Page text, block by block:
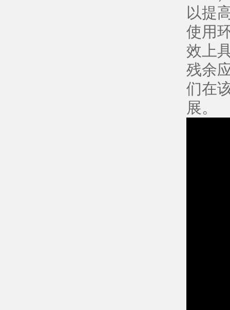
以提
使用
效上
残余
们在
展。